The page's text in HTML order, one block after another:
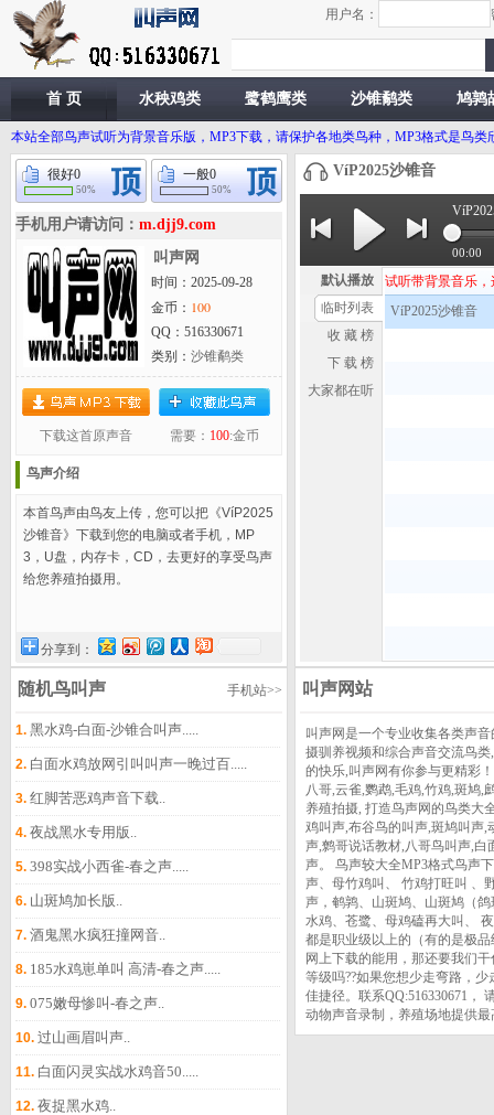
用户名：
首 页 水秧鸡类 鹭鹤鹰类 沙锥鹬类 鸠鹑
本站全部鸟声试听为背景音乐版，MP3下载，请保护各地类鸟种，MP3格式是鸟
很好0
50%
一般0
50%
手机用户请访问： m.djj9.com
叫声网
时间：2025-09-28
金币： 100
QQ：516330671
类别： 沙锥鹬类
下载这首原声音 需要： 100:金币
鸟声介绍
本首鸟声由鸟友上传，您可以把《VíP2025
沙锥音》下载到您的电脑或者手机，MP
3，U盘，内存卡，CD，去更好的享受鸟声
给您养殖拍摄用。
分享到：
VíP2025沙锥音
00:00
默认播放
临时列表
收 藏 榜
下 载 榜
大家都在听
试听带背景音乐，
VíP2025沙锥音
随机鸟叫声 手机站>>
1. 黑水鸡-白面-沙锥合叫声.....
2. 白面水鸡放网引叫叫声一晚过百.....
3. 红脚苦恶鸡声音下载..
4. 夜战黑水专用版..
5. 398实战小西雀-春之声.....
6. 山斑鸠加长版..
7. 酒鬼黑水疯狂撞网音..
8. 185水鸡崽单叫 高清-春之声.....
9. 075嫩母惨叫-春之声..
10. 过山画眉叫声..
11. 白面闪灵实战水鸡音50.....
12. 夜捉黑水鸡..
叫声网站
叫声网是一个专业收集各类声
摄驯养视频和综合声音交流鸟
的快乐,叫声网有你参与更精彩
八哥,云雀,鹦鹉,毛鸡,竹鸡,斑鸠,
养殖拍摄, 打造鸟声网的鸟类大
鸡叫声,布谷鸟的叫声,斑鸠叫声,
声,鹩哥说话教材,八哥鸟叫声,白
声。 鸟声较大全MP3格式鸟声
声、母竹鸡叫、 竹鸡打旺叫 、
声，鹌鹑、山斑鸠、山斑鸠（
水鸡、苍鹭、母鸡磕再大叫、
都是职业级以上的（有的是极
网上下载的能用，那还要我们
等级吗??如果您想少走弯路，
佳捷径。联系QQ:516330671，
动物声音录制，养殖场地提供最